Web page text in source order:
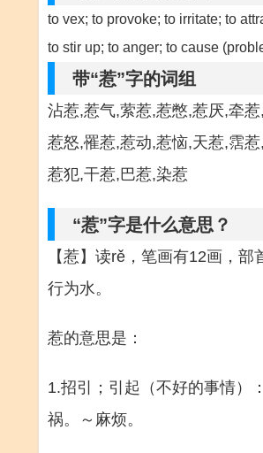
to vex; to provoke; to irritate; to
to stir up; to anger; to cause
带“惹”字的词组
沾惹,惹气,萦惹,惹憋,惹厌,牵
惹怒,罹惹,惹动,惹恼,天惹,霑
惹犯,干惹,巴惹,染惹
“惹”字是什么意思？
【惹】读rě，笔画有12画，部
行为水。
惹的意思是：
1.招引；引起（不好的事情）
祸。～麻烦。